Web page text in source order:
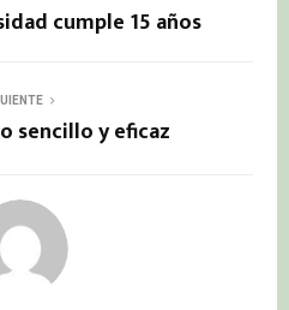
cumple 15 años
sencillo y eficaz